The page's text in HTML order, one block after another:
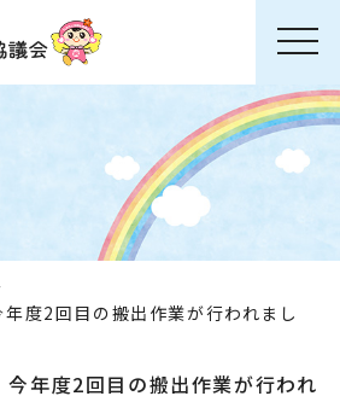
度2回目の搬出作業が行われまし
年度2回目の搬出作業が行われ